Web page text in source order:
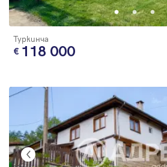
Туркинча
118 000